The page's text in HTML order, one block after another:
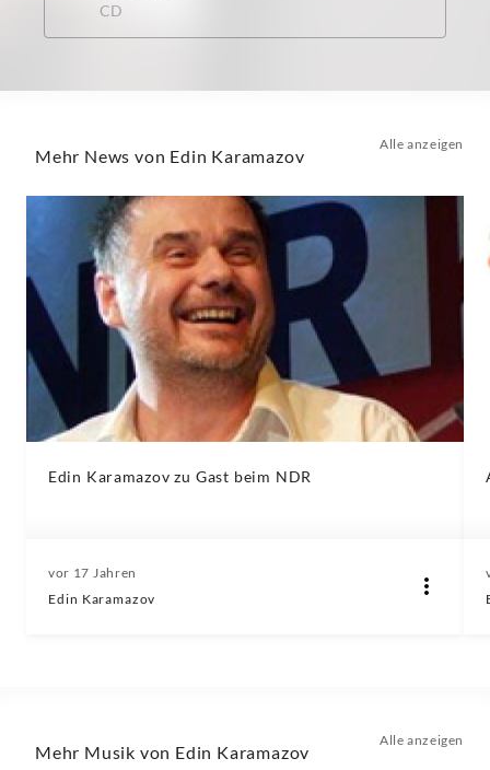
CD
Mehr News von Edin Karamazov
Alle anzeigen
Edin Karamazov zu Gast beim NDR
vor 17 Jahren
Edin Karamazov
Mehr Musik von Edin Karamazov
Alle anzeigen